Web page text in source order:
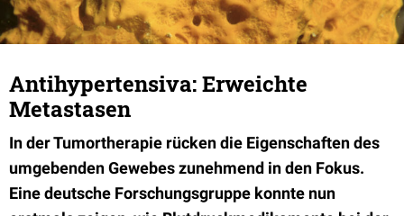
Antihypertensiva: Erweichte
Metastasen
In der Tumortherapie rücken die Eigenschaften des
umgebenden Gewebes zunehmend in den Fokus.
Eine deutsche Forschungsgruppe konnte nun